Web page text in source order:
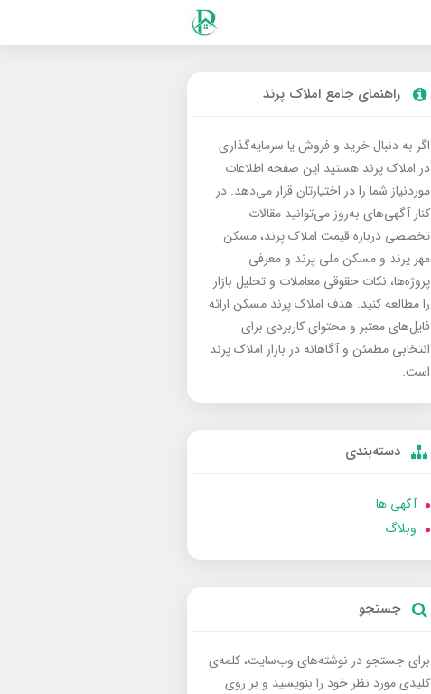
راهنمای جامع املاک پرند
اگر به دنبال خرید و فروش یا سرمایه‌گذاری
در املاک پرند هستید این صفحه اطلاعات
موردنیاز شما را در اختیارتان قرار می‌دهد. در
کنار آگهی‌های به‌روز می‌توانید مقالات
تخصصی درباره قیمت املاک پرند، مسکن
مهر پرند و مسکن ملی پرند و معرفی
پروژه‌ها، نکات حقوقی معاملات و تحلیل بازار
را مطالعه کنید. هدف املاک پرند مسکن ارائه
فایل‌های معتبر و محتوای کاربردی برای
انتخابی مطمئن و آگاهانه در بازار املاک پرند
است.
دسته‌بندی
آگهی ها
وبلاگ
جستجو
برای جستجو در نوشته‌های وب‌سایت، کلمه‌ی
کلیدی مورد نظر خود را بنویسید و بر روی